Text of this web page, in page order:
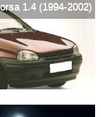
1.4 (1994-2002)